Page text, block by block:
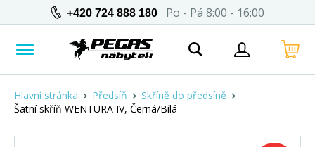
+420 724 888 180 Po - Pá 8:00 - 16:00
Hlavní stránka Předsíň
Skříně do předsíně
Šatní skříň WENTURA IV, Černá/Bílá